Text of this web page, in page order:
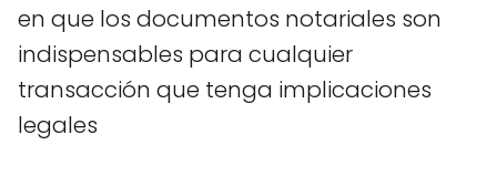
en que los documentos notariales son
indispensables para cualquier
transacción que tenga implicaciones
legales